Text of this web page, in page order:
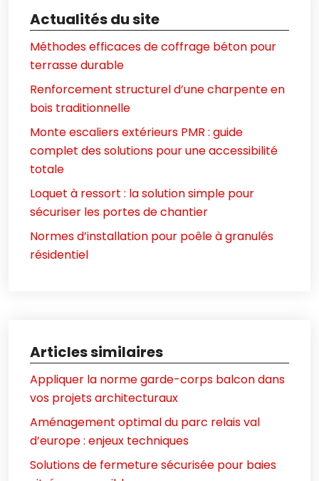
Actualités du site
Méthodes efficaces de coffrage béton pour
terrasse durable
Renforcement structurel d’une charpente en
bois traditionnelle
Monte escaliers extérieurs PMR : guide
complet des solutions pour une accessibilité
totale
Loquet à ressort : la solution simple pour
sécuriser les portes de chantier
Normes d’installation pour poêle à granulés
résidentiel
Articles similaires
Appliquer la norme garde-corps balcon dans
vos projets architecturaux
Aménagement optimal du parc relais val
d’europe : enjeux techniques
Solutions de fermeture sécurisée pour baies